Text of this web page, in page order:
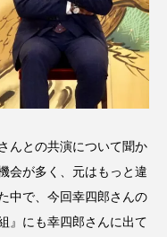
んとの共演について聞か
会が多く、元はもっと違
中で、今回幸四郎さんの
』にも幸四郎さんに出て